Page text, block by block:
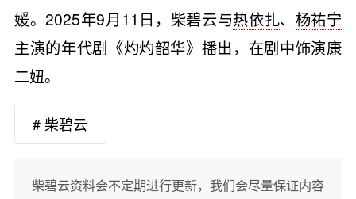
媛。2025年9月11日，柴碧云与热依扎、 杨祐宁
主演的年代剧《灼灼韶华》播出，在剧中饰演康
二妞。
# 柴碧云
柴碧云资料会不定期进行更新，我们会尽量保证内容